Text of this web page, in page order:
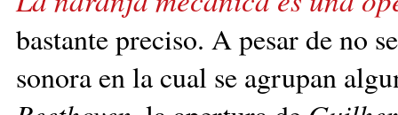
bastante preciso. A pesar de no
sonora en la cual se agrupan